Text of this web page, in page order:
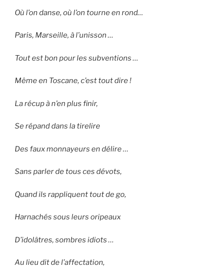
Où l’on danse, où l’on tourne en rond…
Paris, Marseille, à l’unisson …
Tout est bon pour les subventions …
Même en Toscane, c’est tout dire !
La récup à n’en plus finir,
Se répand dans la tirelire
Des faux monnayeurs en délire …
Sans parler de tous ces dévots,
Quand ils rappliquent tout de go,
Harnachés sous leurs oripeaux
D’idolâtres, sombres idiots …
Au lieu dit de l’affectation,